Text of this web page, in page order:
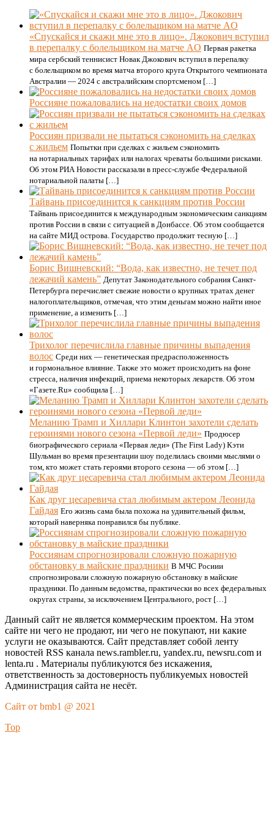
«Спускайся и скажи мне это в лицо». Джокович вступил
в перепалку с болельщиком на матче AO Первая ракетка
мира сербский теннисист Новак Джокович вступил в перепалку
с болельщиком во время матча второго круга Открытого чемпионата
Австралии — 2024 с австралийским спортсменом […]
Россияне пожаловались на недостатки своих домов
Россиян призвали не пытаться сэкономить на сделках
с жильем Попытки при сделках с жильем сэкономить
на нотариальных тарифах или налогах чреваты большими рисками.
Об этом РИА Новости рассказали в пресс-службе Федеральной
нотариальной палаты […]
Тайвань присоединится к санкциям против России
Тайвань присоединится к международным экономическим санкциям
против России в связи с ситуацией в Донбассе. Об этом сообщается
на сайте МИД острова. Государство продолжит тесную […]
Борис Вишневский: “Вода, как известно, не течет под
лежачий камень” Депутат Законодательного собрания Санкт-
Петербурга перечисляет свежие новости о крупных тратах денег
налогоплательщиков, отмечая, что этим деньгам можно найти иное
применение, а изменить […]
Трихолог перечислила главные причины выпадения
волос Среди них — генетическая предрасположенность
и гормональное влияние. Также это может происходить на фоне
стресса, наличия инфекций, приема некоторых лекарств. Об этом
«Газете.Ru» сообщила […]
Меланию Трамп и Хиллари Клинтон захотели сделать
героинями нового сезона «Первой леди» Продюсер
биографического сериала «Первая леди» (The First Lady) Кэти
Шульман во время презентации шоу поделилась своими мыслями о
том, кто может стать героями второго сезона — об этом […]
Как друг цесаревича стал любимым актером Леонида
Гайдая Его жизнь сама была похожа на удивительный фильм,
который наверняка понравился бы публике.
Россиянам спрогнозировали сложную пожарную
обстановку в майские праздники В МЧС Росиии
спрогнозировали сложную пожарную обстановку в майские
праздники. По данным ведомства, практически во всех федеральных
округах страны, за исключением Центрального, рост […]
Данный сайт не является коммерческим проектом. На этом
сайте ни чего не продают, ни чего не покупают, ни какие
услуги не оказываются. Сайт представляет собой ленту
новостей RSS канала news.rambler.ru, yandex.ru, newsru.com и
lenta.ru . Материалы публикуются без искажения,
ответственность за достоверность публикуемых новостей
Администрация сайта не несёт.
Сайт от bmb1 @ 2021
Top